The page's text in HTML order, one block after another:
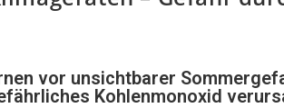
vor unsichtbarer
Kohlenmonoxid